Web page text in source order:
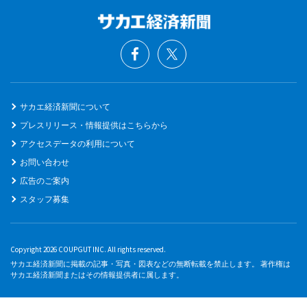
サカエ経済新聞について
プレスリリース・情報提供はこちらから
アクセスデータの利用について
お問い合わせ
広告のご案内
スタッフ募集
Copyright 2026 COUPGUT INC. All rights reserved.
サカエ経済新聞に掲載の記事・写真・図表などの無断転載を禁止します。 著作権は
サカエ経済新聞またはその情報提供者に属します。